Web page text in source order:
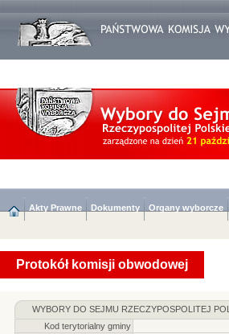
Akty Prawne Dokumenty Organy wyborcze
Protokół komisji obwodowej
WYBORY DO SEJMU RZECZYPOSPOLITEJ
Kod terytorialny gminy